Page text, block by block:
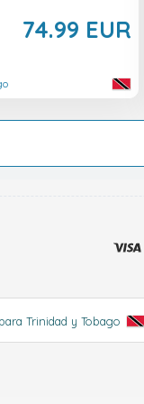
74.99 EUR
Trinidad y Tobago